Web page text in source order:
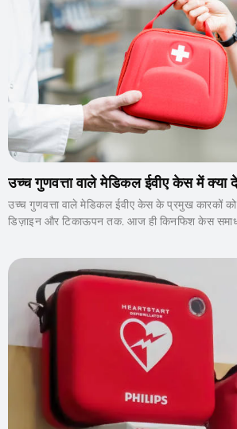
उच्च गुणवत्ता वाले मेडिकल ईवीए केस में क्या
उच्च गुणवत्ता वाले मेडिकल ईवीए केस के प्रमुख कारकों
डिज़ाइन और टिकाऊपन तक. आज ही किनफिश केस